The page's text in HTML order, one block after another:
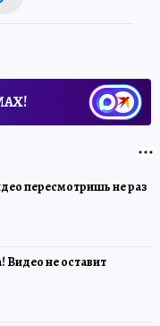
пересмотришь не раз
Видео не оставит